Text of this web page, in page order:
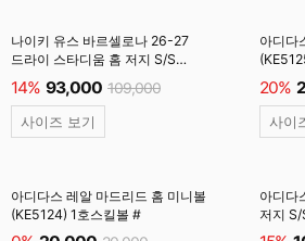
나이키 유스 바르셀로나 26-27
드라이 스타디움 홈 저지 S/S
(II1624-683) 유소년/SOAR
14% 93,000 109,000
사이즈 보기
아디다
20%
사이
아디다스 레알 마드리드 홈 미니볼
(KE5124) 1호스킬볼 #
아디다
저지